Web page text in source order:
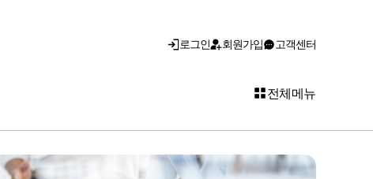
로그인 회원가입 고객센터
전체메뉴